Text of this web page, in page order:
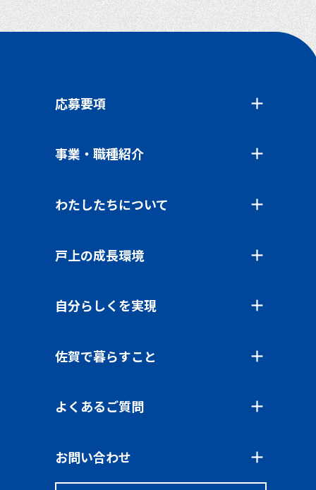
応募要項
事業・職種紹介
わたしたちについて
戸上の成長環境
自分らしくを実現
佐賀で暮らすこと
よくあるご質問
お問い合わせ